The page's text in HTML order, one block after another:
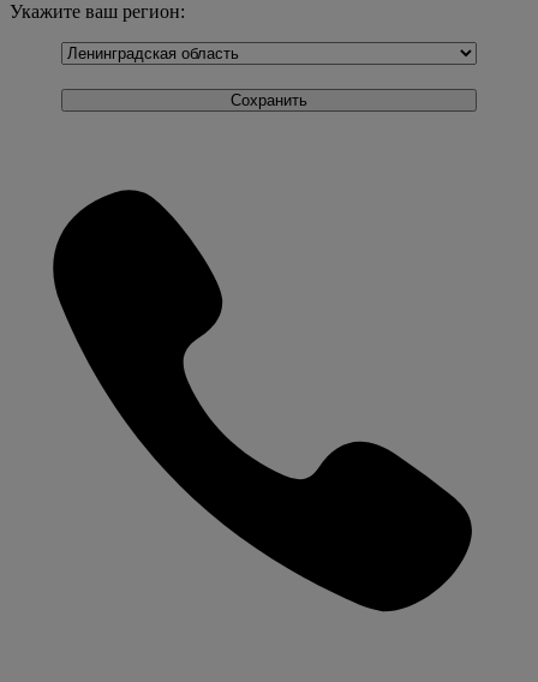
Укажите ваш регион: